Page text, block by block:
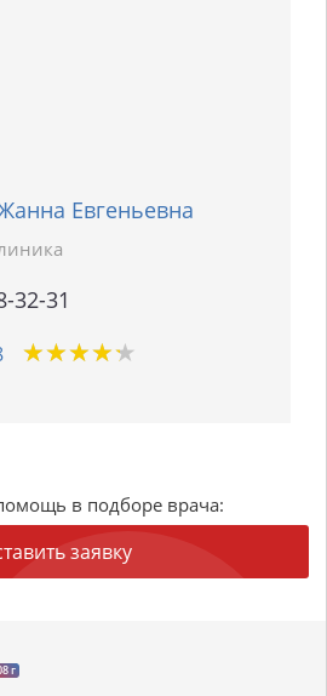
Евгеньевна
32-31
★★★★★
★★★★★
в подборе врача:
заявку
г